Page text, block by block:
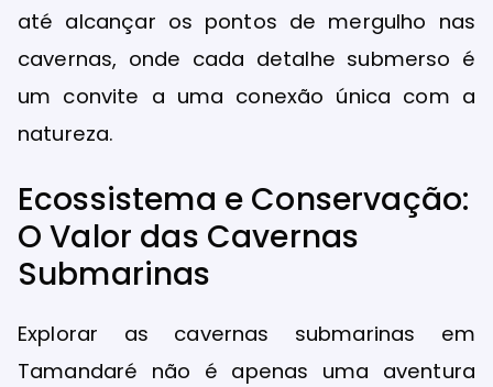
até alcançar os pontos de mergulho nas
cavernas, onde cada detalhe submerso é
um convite a uma conexão única com a
natureza.
Ecossistema e Conservação:
O Valor das Cavernas
Submarinas
Explorar as cavernas submarinas em
Tamandaré não é apenas uma aventura